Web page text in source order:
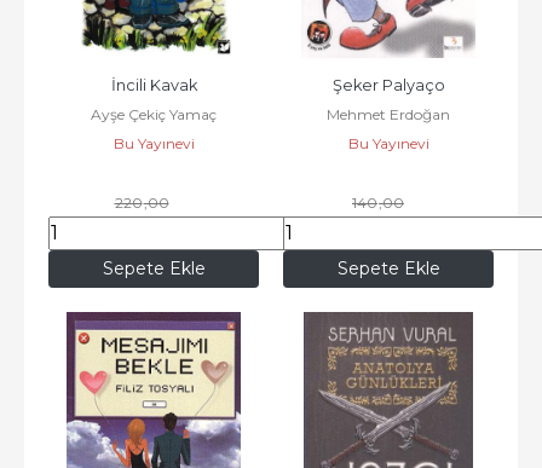
Sepete Ekle
İncili Kavak
Ayşe Çekiç Yamaç
Bu Yayınevi
220,00
187,00
Sepete Ekle
Şeker Palyaço
Mehmet Erdoğan
Bu Yayınevi
140,00
119,00